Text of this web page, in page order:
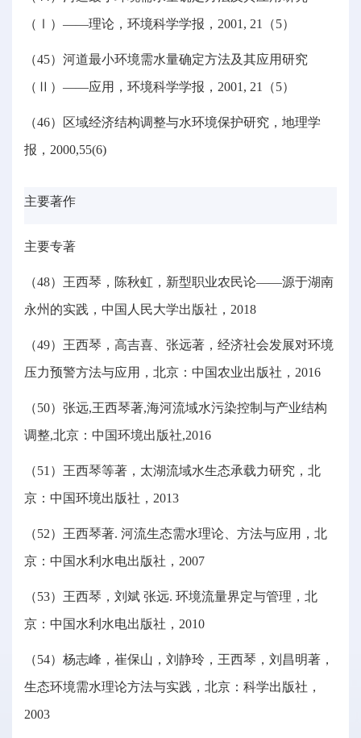
（Ⅰ）——理论，环境科学学报，2001, 21（5）
（45）河道最小环境需水量确定方法及其应用研究
（Ⅱ）——应用，环境科学学报，2001, 21（5）
（46）区域经济结构调整与水环境保护研究，地理学
报，2000,55(6)
主要著作
主要专著
（48）王西琴，陈秋虹，新型职业农民论——源于湖南
永州的实践，中国人民大学出版社，2018
（49）王西琴，高吉喜、张远著，经济社会发展对环境
压力预警方法与应用，北京：中国农业出版社，2016
（50）张远,王西琴著,海河流域水污染控制与产业结构
调整,北京：中国环境出版社,2016
（51）王西琴等著，太湖流域水生态承载力研究，北
京：中国环境出版社，2013
（52）王西琴著. 河流生态需水理论、方法与应用，北
京：中国水利水电出版社，2007
（53）王西琴，刘斌 张远. 环境流量界定与管理，北
京：中国水利水电出版社，2010
（54）杨志峰，崔保山，刘静玲，王西琴，刘昌明著，
生态环境需水理论方法与实践，北京：科学出版社，
2003